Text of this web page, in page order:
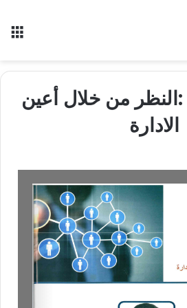
العدد 52-51 :النظر من خلال أعين
الادارة